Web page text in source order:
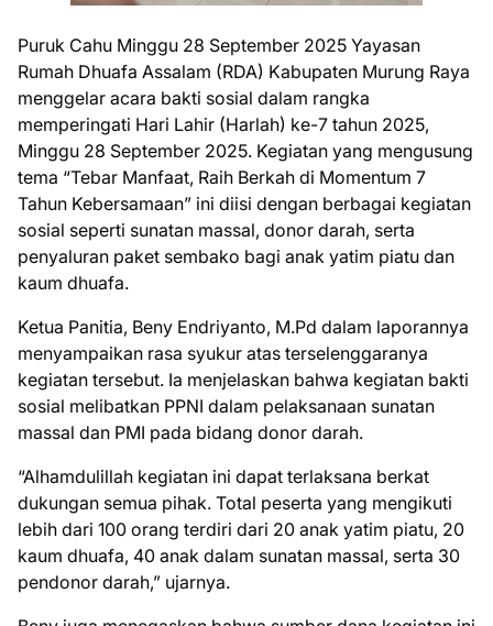
Puruk Cahu Minggu 28 September 2025 Yayasan
Rumah Dhuafa Assalam (RDA) Kabupaten Murung Raya
menggelar acara bakti sosial dalam rangka
memperingati Hari Lahir (Harlah) ke-7 tahun 2025,
Minggu 28 September 2025. Kegiatan yang mengusung
tema “Tebar Manfaat, Raih Berkah di Momentum 7
Tahun Kebersamaan” ini diisi dengan berbagai kegiatan
sosial seperti sunatan massal, donor darah, serta
penyaluran paket sembako bagi anak yatim piatu dan
kaum dhuafa.
Ketua Panitia, Beny Endriyanto, M.Pd dalam laporannya
menyampaikan rasa syukur atas terselenggaranya
kegiatan tersebut. Ia menjelaskan bahwa kegiatan bakti
sosial melibatkan PPNI dalam pelaksanaan sunatan
massal dan PMI pada bidang donor darah.
“Alhamdulillah kegiatan ini dapat terlaksana berkat
dukungan semua pihak. Total peserta yang mengikuti
lebih dari 100 orang terdiri dari 20 anak yatim piatu, 20
kaum dhuafa, 40 anak dalam sunatan massal, serta 30
pendonor darah,” ujarnya.